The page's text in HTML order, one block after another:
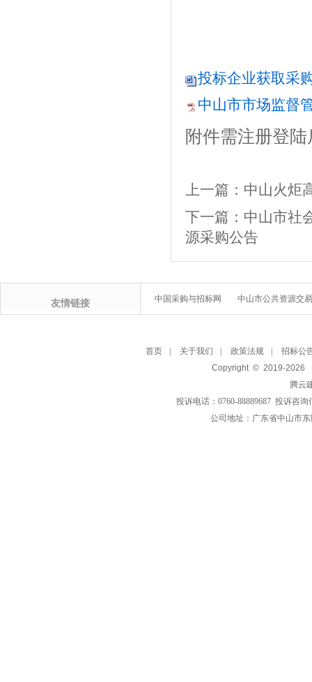
投标企业获取采
中山市市场监督
附件需注册登
上一篇： 中山火炬
下一篇： 中山市社
源采购公告
友情链接 中国采购与招标网 中山市公共资源交
首页 关于我们 政策法规
招标公
Copyright © 2019-2026
腾云
投诉电话：0760-88889687 投诉咨
公司地址：广东省中山市